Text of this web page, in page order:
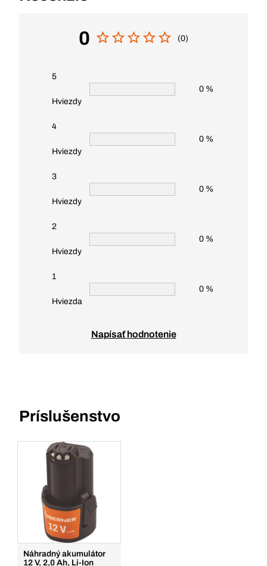
0 (0)
5
Hviezdy
0 %
4
Hviezdy
0 %
3
Hviezdy
0 %
2
Hviezdy
0 %
1
Hviezda
0 %
Napísať hodnotenie
Príslušenstvo
Náhradný akumulátor
12 V, 2,0 Ah, Li-Ion